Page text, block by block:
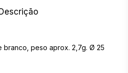
Descrição
branco, peso aprox. 2,7g. Ø 25